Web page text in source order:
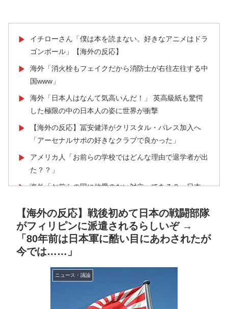
▶
イチローさん「僕は本を読まない。好きなアニメはドラ
ゴンボール」【海外の反応】
▶
海外「消火栓もフェイクだから消防士が右往左往する中
国www」
▶
海外「日本人はなんて気高いんだ！」 英高級紙も驚愕
した極限の中の日本人の姿に世界が衝撃
▶
【海外の反応】冨安健洋がクリスタル・パレス加入へ
「アーセナルサポの好きなクラブで良かった」
▶
アメリカ人「お前らの学校ではどんな理由で退学者が出
た？？」
▶ 海外「お前らの国に他愛のない対立ってある？」日本
▶ 韓国人「熊本地震で見る日本の土木技術の完全勝利をご
覧ください」→「これはすごいわ」「こういうのを見る
と日本人は何か適当に作る感じがしない・・・」「あれ
がまさに経験値である」
韓国人「大韓航空の熊本地震飲料水支援に対する日本人
の反応をご覧ください・・・」→「」
欧州「日本だけ反則だろ…」 世界の『日本びいき』に
【海外の反応】戦後初めて日本の戦闘部隊
がフィリピンに派遣されるらしいぞ →
「80年前は日本軍に酷い目にあわされたが
今では……」
ニュース・議論